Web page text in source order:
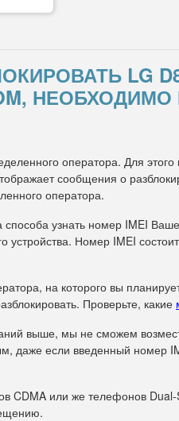
LG
оператора. Для этого
сообщения о
оператора.
способа узнать номер IMEI
устройства. Номер IMEI
на которого вы
Проверьте, какие
выше, мы не сможем
даже если введенный
или же телефонов